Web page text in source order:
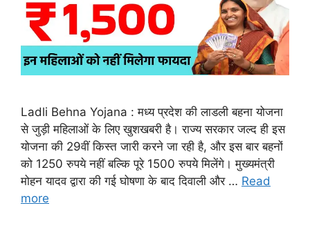
Ladli Behna Yojana : मध्य प्रदेश की लाडली बहना योजना
से जुड़ी महिलाओं के लिए खुशखबरी है। राज्य सरकार जल्द ही इस
योजना की 29वीं किस्त जारी करने जा रही है, और इस बार बहनों
को 1250 रुपये नहीं बल्कि पूरे 1500 रुपये मिलेंगे। मुख्यमंत्री
मोहन यादव द्वारा की गई घोषणा के बाद दिवाली और … Read
more